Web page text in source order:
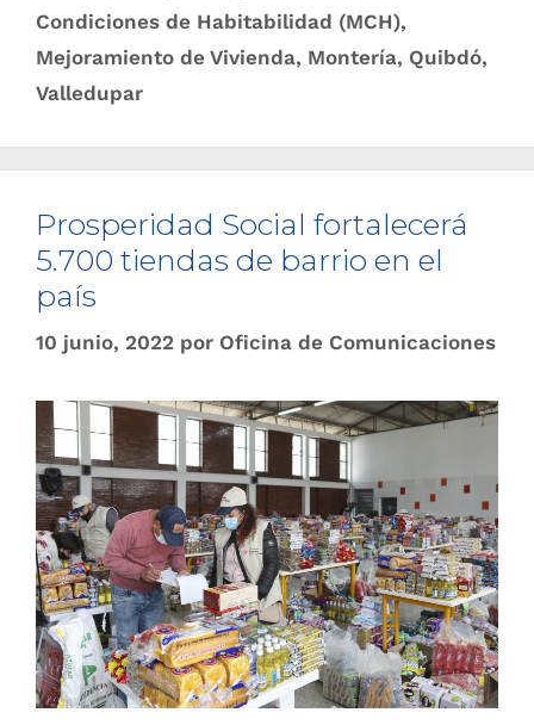
Condiciones de Habitabilidad (MCH),
Mejoramiento de Vivienda, Montería, Quibdó,
Valledupar
Prosperidad Social fortalecerá
5.700 tiendas de barrio en el
país
10 junio, 2022 por Oficina de Comunicaciones